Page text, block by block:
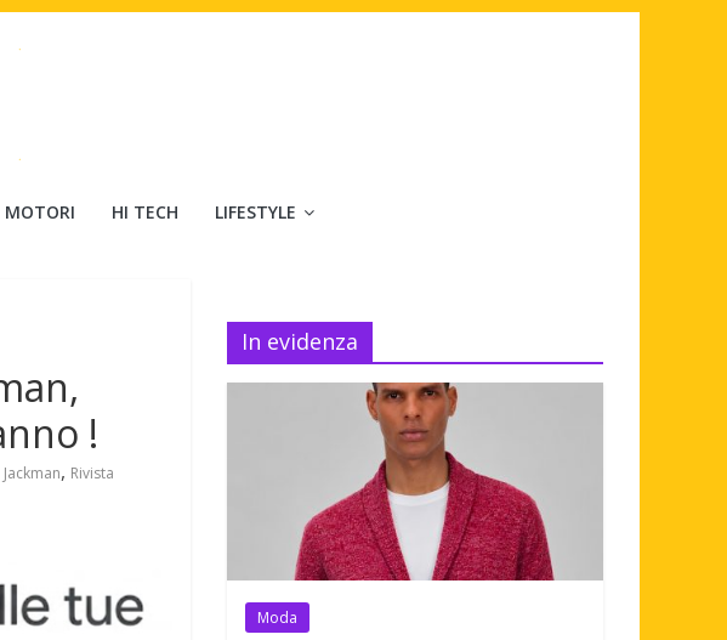
MOTORI HI TECH LIFESTYLE
!
, Rivista
In evidenza
Moda